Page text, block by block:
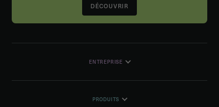
DÉCOUVRIR
ENTREPRISE
PRODUITS